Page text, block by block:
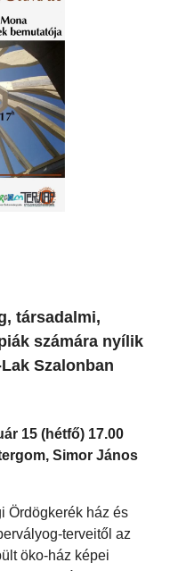
társadalmi,
számára nyílik
Szalonban
15 (hétfő) 17.00
Simor János
Ördögkerék ház és
terveitől az
öko-ház képei